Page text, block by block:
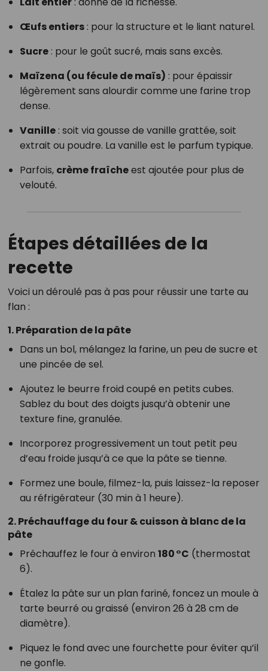
Œufs entiers: pour la structure et le liant naturel.
Sucre: pour le goût sucré, mais sans excès.
Maïzena (ou fécule de maïs) : pour épaissir
légèrement sans alourdir comme une farine trop
dense.
Vanille: soit via gousse de vanille grattée, soit
extrait ou poudre. La vanille est le parfum typique.
Parfois, crème fraîcheest ajoutée pour plus de
velouté.
Étapes détaillées de la
recette
Voici un déroulé pas à pas pour réussir une tarte au
flan :
1. Préparation de la pâte
Dans un bol, mélangez la farine, un peu de sucre et
une pincée de sel.
Ajoutez le beurre froid coupé en petits cubes.
Sablez du bout des doigts jusqu’à obtenir une
texture fine, granulée.
Incorporez progressivement un tout petit peu
d’eau froide jusqu’à ce que la pâte se tienne.
Formez une boule, filmez-la, puis laissez-la reposer
au réfrigérateur (30 min à 1 heure).
2. Préchauffage du four & cuisson à blanc de la
pâte
Préchauffez le four à environ 180 °C (thermostat
6).
Étalez la pâte sur un plan fariné, foncez un moule à
tarte beurré ou graissé (environ 26 à 28 cm de
diamètre).
Piquez le fond avec une fourchette pour éviter qu’il
ne gonfle.